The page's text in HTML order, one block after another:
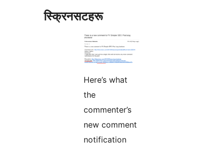
स्क्रिनसटहरू
Here’s what
the
commenter’s
new comment
notification